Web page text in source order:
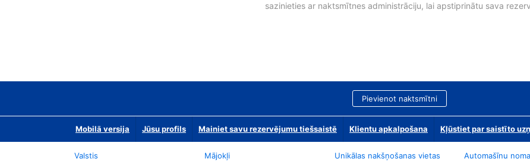
sazinieties ar naktsmītnes administrāciju, lai apstiprinātu sava
Pievienot naktsmītni
Mobilā versija Jūsu profils Mainiet savu rezervējumu tiešsaistē Klientu apkalpošana Kļūstiet par saistīto
Valstis
Mājokļi
Unikālas nakšņošanas vietas
Automašīnu noma